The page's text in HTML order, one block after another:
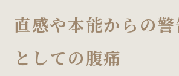
直感や本能からの
としての腹痛